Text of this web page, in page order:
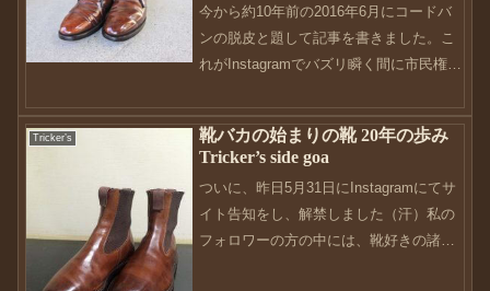
今から約10年前の2016年6月にコードバ
ンの脱皮と題して記事を書きました。こ
れがInstagramでバズリ瞬く間に市民権を
ワタシのフォローしている方
@oyaoyaoyabunさんがやっていたことを
Tricker’s
靴バカの始まりの靴 20年の歩み
Tricker’s side goa
ついに、昨日5月31日にInstagramにてサ
イト告知をし、解禁しました（汗）私の
フォロワーの方の中には、靴好きの諸先